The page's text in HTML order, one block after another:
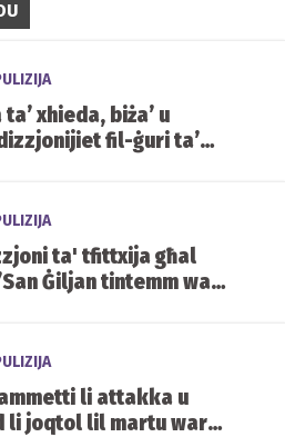
ta’ xhieda, biża’ u
fil-ġuri ta’
ta' tfittxija għal
Ġiljan tintemm wara
li attakka u
li joqtol lil martu wara